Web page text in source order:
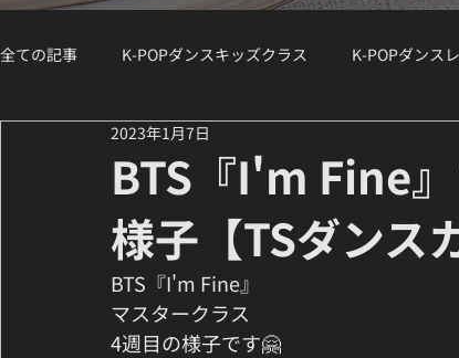
全ての記事 K-POPダンスキッズクラス K-POPダンス
K-POPダンスジュニアクラス
講師紹介 / Instructor Spotlight ダンスコラム
BTS『I'm Fine
様子【TSダンス
2023年1月7日
BTS『I'm Fine』
マスタークラス
4週目の様子です🤗